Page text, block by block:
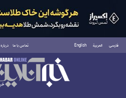
فارسی العربية English تماس با ما
شنبه ۱۷ مرداد ۱۴۰۵